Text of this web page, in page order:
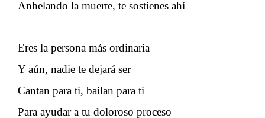
Anhelando la muerte, te sostienes ahí
Eres la persona más ordinaria
Y aún, nadie te dejará ser
Cantan para ti, bailan para ti
Para ayudar a tu doloroso proceso